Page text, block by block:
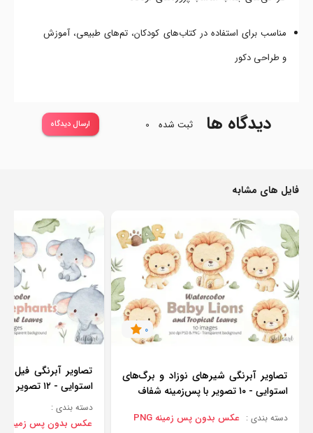
مناسب برای استفاده در کتاب‌های کودکان، تم‌های طبیعی، آموزش
و طراحی دکور
دیدگاه ها ثبت شده 0 ارسال دیدگاه
فایل های مشابه
0
تصاویر آبرنگی شیرهای نوزاد و برگ‌های
استوایی - ۱۰ تصویر با پس‌زمینه شفاف
دسته بندی : عکس بدون پس زمینه PNG
تصاویر آبرنگی
استوایی - ۱۲ تصویر با پس‌زمینه شفاف
دسته بندی :
عکس بدون پس زمینه PNG